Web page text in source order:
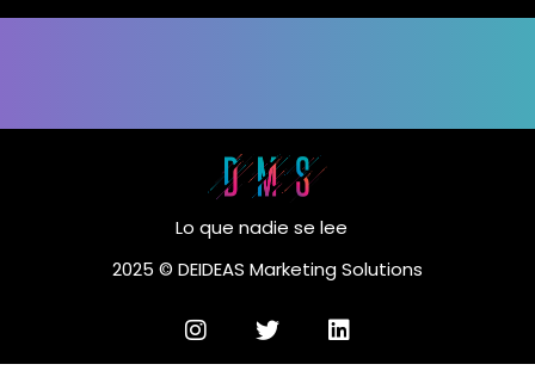
Lo que nadie se lee
2025 © DEIDEAS Marketing Solutions